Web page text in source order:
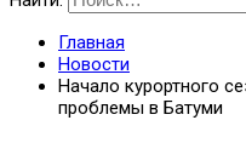
Главная
Новости
Начало курортного
проблемы в Батуми